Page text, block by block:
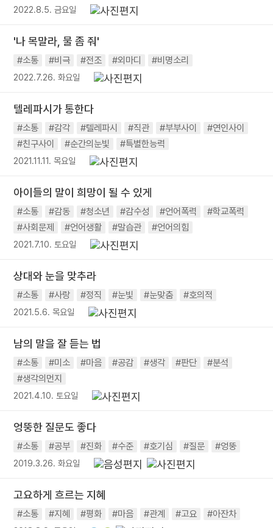
2022.8.5. 금요일
'나 목말라, 물 좀 줘'
#소통 #비극 #전조 #외마디 #비명소리
2022.7.26. 화요일
텔레파시가 통한다
#소통 #감각 #텔레파시 #직관 #부부사이
#연인사이
#친구사이
#순간의눈빛 #특별한능력
2021.11.11. 목요일
아이들의 말이 희망이 될 수 있게
#소통 #감동 #청소년 #감수성 #언어폭력
#학교폭력
#사회문제
#언어생활 #말습관 #언어의힘
2021.7.10. 토요일
상대와 눈을 맞추라
#소통 #사랑 #정직 #눈빛 #눈맞춤 #호의적
2021.5.6. 목요일
남의 말을 잘 듣는 법
#소통 #미소 #마음 #공감 #생각 #판단
#분석
#생각의먼지
2021.4.10. 토요일
엉뚱한 질문도 좋다
#소통 #공부 #진화 #수준 #호기심 #질문 #엉뚱
2019.3.26. 화요일
고요하게 흐르는 지혜
#소통 #지혜 #평화 #마음 #관계 #고요 #아잔차